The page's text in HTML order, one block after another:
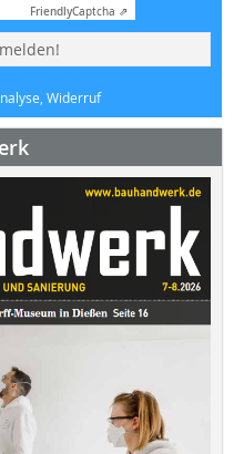
FriendlyCaptcha ⇗
Widerruf